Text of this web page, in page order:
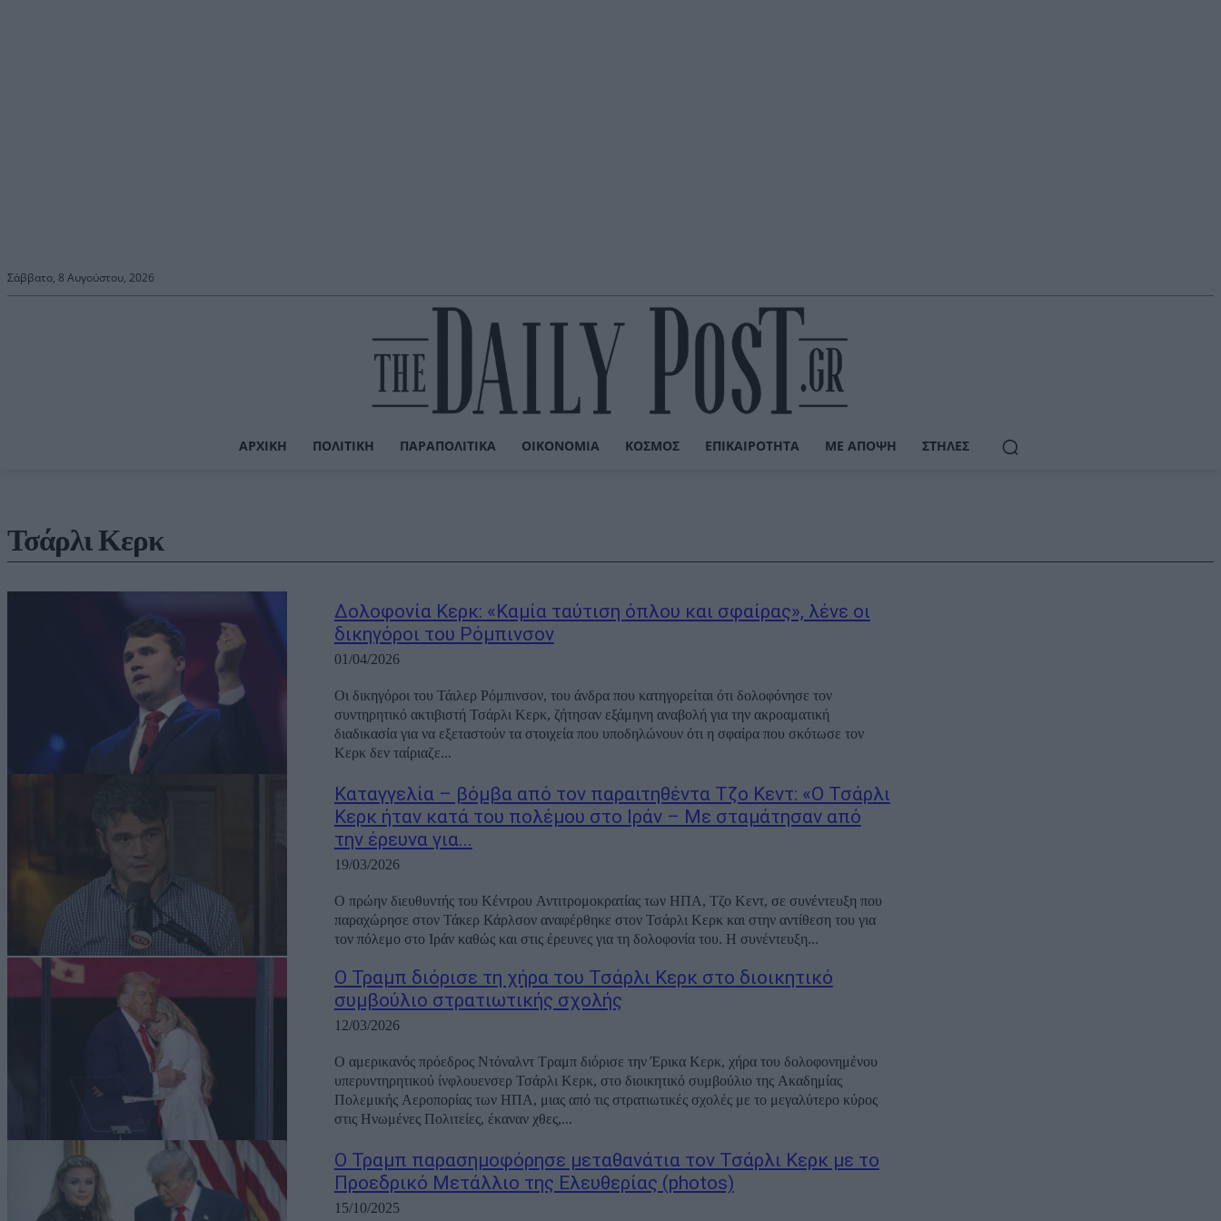
Σάββατο, 8 Αυγούστου, 2026
ΑΡΧΙΚΉ ΠΟΛΙΤΙΚΉ ΠΑΡΑΠΟΛΙΤΙΚΆ ΟΙΚΟΝΟΜΊΑ ΚΌΣΜΟΣ ΕΠΙΚΑΙΡΌΤΗΤΑ ΜΕ ΆΠΟΨΗ ΣΤΉΛΕΣ
Τσάρλι Κερκ
Δολοφονία Κερκ: «Καμία ταύτιση όπλου και σφαίρας», λένε οι
δικηγόροι του Ρόμπινσον
01/04/2026
Οι δικηγόροι του Τάιλερ Ρόμπινσον, του άνδρα που κατηγορείται ότι δολοφόνησε τον
συντηρητικό ακτιβιστή Τσάρλι Κερκ, ζήτησαν εξάμηνη αναβολή για την ακροαματική
διαδικασία για να εξεταστούν τα στοιχεία που υποδηλώνουν ότι η σφαίρα που σκότωσε τον
Κερκ δεν ταίριαζε...
Καταγγελία – βόμβα από τον παραιτηθέντα Τζο Κεντ: «Ο Τσάρλι
Κερκ ήταν κατά του πολέμου στο Ιράν – Με σταμάτησαν από
την έρευνα για...
19/03/2026
Ο πρώην διευθυντής του Κέντρου Αντιτρομοκρατίας των ΗΠΑ, Τζο Κεντ, σε συνέντευξη που
παραχώρησε στον Τάκερ Κάρλσον αναφέρθηκε στον Τσάρλι Κερκ και στην αντίθεση του για
τον πόλεμο στο Ιράν καθώς και στις έρευνες για τη δολοφονία του. Η συνέντευξη...
Ο Τραμπ διόρισε τη χήρα του Τσάρλι Κερκ στο διοικητικό
συμβούλιο στρατιωτικής σχολής
12/03/2026
Ο αμερικανός πρόεδρος Ντόναλντ Τραμπ διόρισε την Έρικα Κερκ, χήρα του δολοφονημένου
υπερυντηρητικού ίνφλουενσερ Τσάρλι Κερκ, στο διοικητικό συμβούλιο της Ακαδημίας
Πολεμικής Αεροπορίας των ΗΠΑ, μιας από τις στρατιωτικές σχολές με το μεγαλύτερο κύρος
στις Ηνωμένες Πολιτείες, έκαναν χθες,...
Ο Τραμπ παρασημοφόρησε μεταθανάτια τον Τσάρλι Κερκ με το
Προεδρικό Μετάλλιο της Ελευθερίας (photos)
15/10/2025